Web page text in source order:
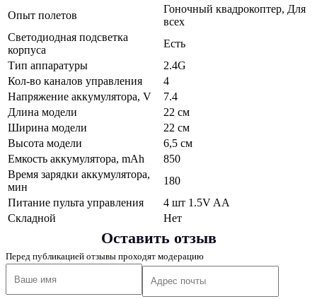
Опыт полетов
Гоночный квадрокоптер, Для
всех
Светодиодная подсветка
корпуса
Есть
Тип аппаратуры
2.4G
Кол-во каналов управления
4
Напряжение аккумулятора, V
7.4
Длина модели
22 см
Ширина модели
22 см
Высота модели
6,5 см
Емкость аккумулятора, mAh
850
Время зарядки аккумулятора,
мин
180
Питание пульта управления
4 шт 1.5V AA
Складной
Нет
Оставить отзыв
Перед публикацией отзывы проходят модерацию